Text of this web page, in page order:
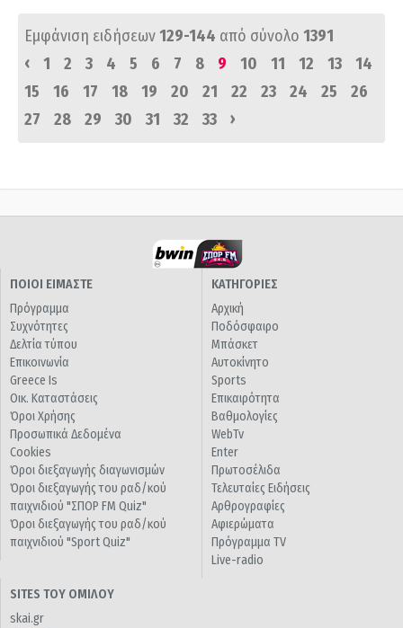
Εμφάνιση ειδήσεων129-144 από σύνολο 1391
‹
1 2 3 4 5 6 7 8 9 10 11 12 13
14
15
16 17 18 19 20 21 22 23 24 25
26
27
28 29 30 31 32 33 ›
ΠΟΙΟΙ ΕΙΜΑΣΤΕ
Πρόγραμμα
Συχνότητες
Δελτία τύπου
Επικοινωνία
Greece Is
Οικ. Καταστάσεις
Όροι Χρήσης
Προσωπικά Δεδομένα
Cookies
Όροι διεξαγωγής διαγωνισμών
Όροι διεξαγωγής του ραδ/κού
παιχνιδιού "ΣΠΟΡ FM Quiz"
Όροι διεξαγωγής του ραδ/κού
παιχνιδιού "Sport Quiz"
ΚΑΤΗΓΟΡΙΕΣ
Αρχική
Ποδόσφαιρο
Μπάσκετ
Αυτοκίνητο
Sports
Επικαιρότητα
Βαθμολογίες
WebTv
Enter
Πρωτοσέλιδα
Τελευταίες Ειδήσεις
Αρθρογραφίες
Αφιερώματα
Πρόγραμμα TV
Live-radio
SITES ΤΟΥ ΟΜΙΛΟΥ
skai.gr